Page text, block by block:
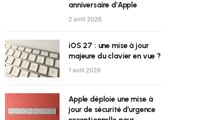
anniversaire d’Apple
2 avril 2026
iOS 27 : une mise à jour
majeure du clavier en vue ?
1 avril 2026
Apple déploie une mise à
jour de sécurité d’urgence